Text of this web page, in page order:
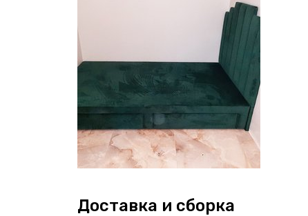
Доставка и сборка